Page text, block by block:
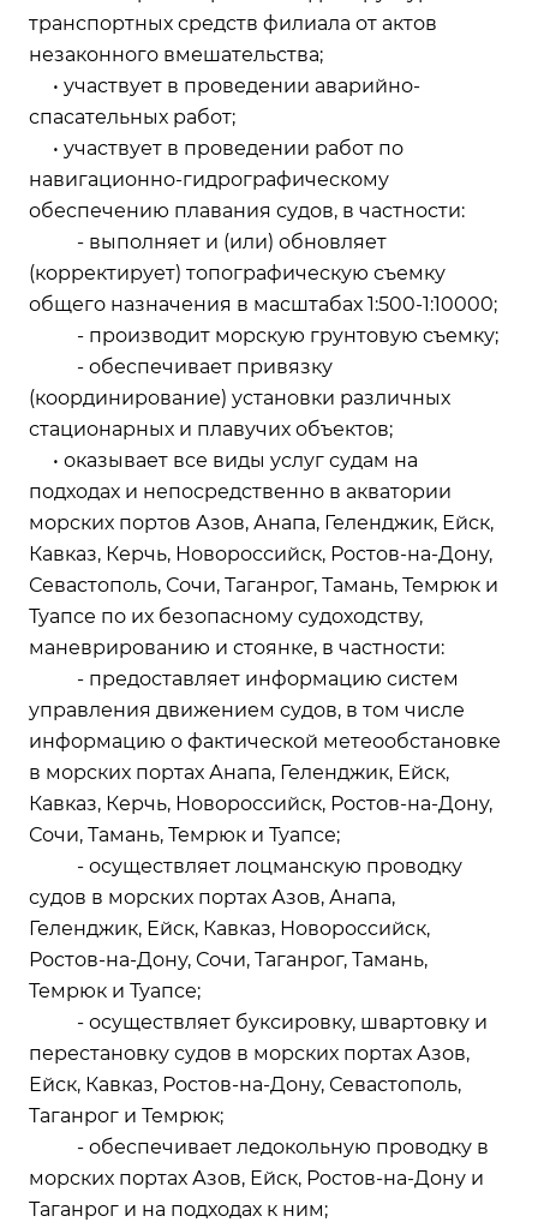
транспортных средств филиала от актов
незаконного вмешательства;
• участвует в проведении аварийно-
спасательных работ;
• участвует в проведении работ по
навигационно-гидрографическому
обеспечению плавания судов, в частности:
- выполняет и (или) обновляет
(корректирует) топографическую съемку
общего назначения в масштабах 1:500-1:10000;
- производит морскую грунтовую съемку;
- обеспечивает привязку
(координирование) установки различных
стационарных и плавучих объектов;
• оказывает все виды услуг судам на
подходах и непосредственно в акватории
морских портов Азов, Анапа, Геленджик, Ейск,
Кавказ, Керчь, Новороссийск, Ростов-на-Дону,
Севастополь, Сочи, Таганрог, Тамань, Темрюк и
Туапсе по их безопасному судоходству,
маневрированию и стоянке, в частности:
- предоставляет информацию систем
управления движением судов, в том числе
информацию о фактической метеообстановке
в морских портах Анапа, Геленджик, Ейск,
Кавказ, Керчь, Новороссийск, Ростов-на-Дону,
Сочи, Тамань, Темрюк и Туапсе;
- осуществляет лоцманскую проводку
судов в морских портах Азов, Анапа,
Геленджик, Ейск, Кавказ, Новороссийск,
Ростов-на-Дону, Сочи, Таганрог, Тамань,
Темрюк и Туапсе;
- осуществляет буксировку, швартовку и
перестановку судов в морских портах Азов,
Ейск, Кавказ, Ростов-на-Дону, Севастополь,
Таганрог и Темрюк;
- обеспечивает ледокольную проводку в
морских портах Азов, Ейск, Ростов-на-Дону и
Таганрог и на подходах к ним;